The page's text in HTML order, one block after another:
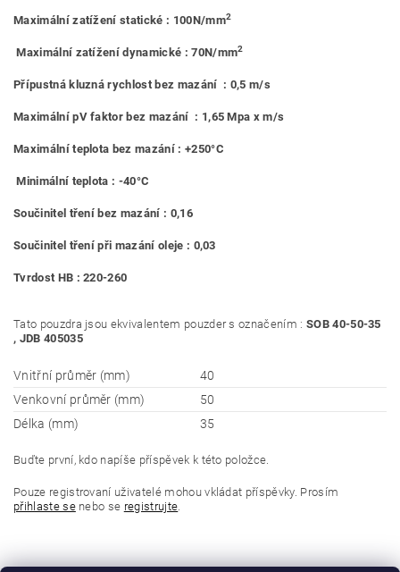
Maximální zatížení statické : 100N/mm2
Maximální zatížení dynamické : 70N/mm2
Přípustná kluzná rychlost bez mazání : 0,5 m/s
Maximální pV faktor bez mazání : 1,65 Mpa x m/s
Maximální teplota bez mazání : +250°C
Minimální teplota : -40°C
Součinitel tření bez mazání : 0,16
Součinitel tření při mazání oleje : 0,03
Tvrdost HB : 220-260
Tato pouzdra jsou ekvivalentem pouzder s označením : SOB 40-50-35
, JDB 405035
Vnitřní průměr (mm)
40
Venkovní průměr (mm)
50
Délka (mm)
35
Buďte první, kdo napíše příspěvek k této položce.
Pouze registrovaní uživatelé mohou vkládat příspěvky. Prosím
přihlaste senebo se registrujte.